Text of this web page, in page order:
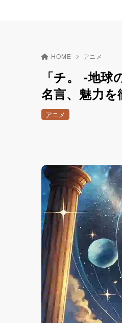
HOME アニメ
「チ。 -地
名言、魅力を
アニメ